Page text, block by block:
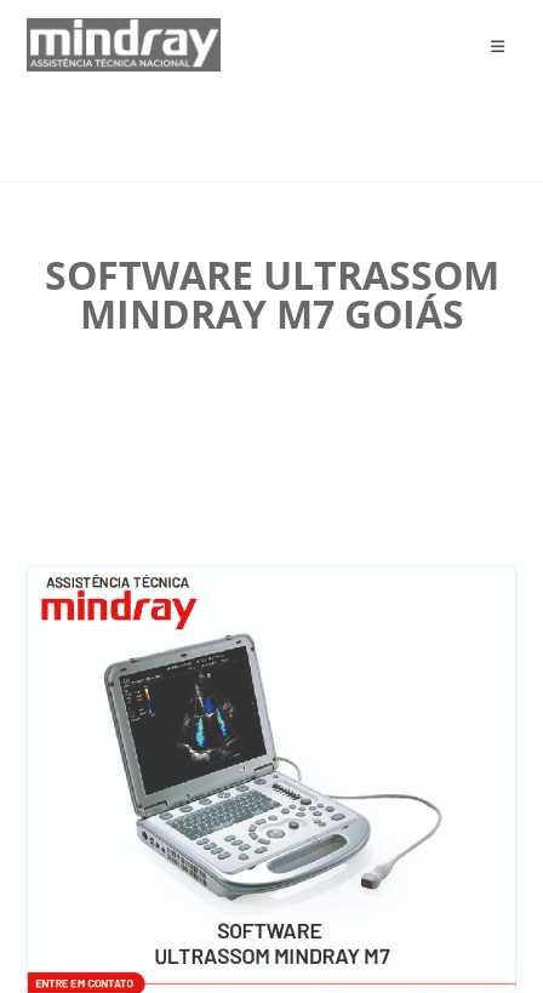
SOFTWARE ULTRASSOM
MINDRAY M7 GOIÁS